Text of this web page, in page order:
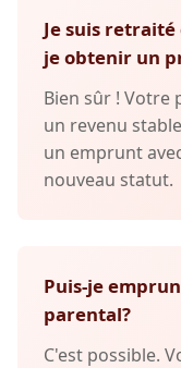
Je suis
je obtenir un
Bien sûr ! Votre
un revenu
un emprunt
nouveau statut.
Puis-je
parental?
C'est possible.